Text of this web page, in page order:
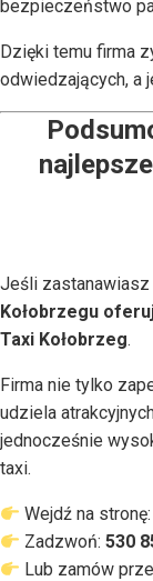
bezpieczeństwo
Dzięki temu firma
odwiedzających, a
Jeśli zastanawiasz
Kołobrzegu
Taxi Kołobrzeg.
Firma nie tylko
udziela
jednocześnie
taxi.
Wejdź na
Zadzwoń:530
Lub zamów